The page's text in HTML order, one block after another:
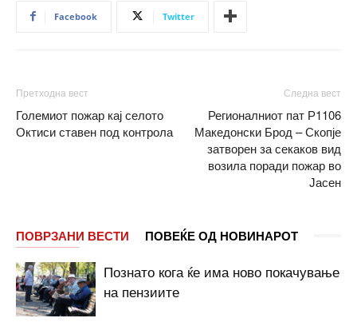
Facebook Twitter
Претходна вест
Големиот пожар кај селото
Октиси ставен под контрола
Следна вест
Регионалниот пат Р1106
Македонски Брод – Скопје
затворен за секаков вид
возила поради пожар во
Јасен
ПОВРЗАНИ ВЕСТИ ПОВЕЌЕ ОД НОВИНАРОТ
Познато кога ќе има ново покачување
на пензиите